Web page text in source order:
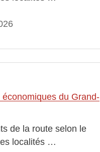
du Grand-
de la route selon le
localités …